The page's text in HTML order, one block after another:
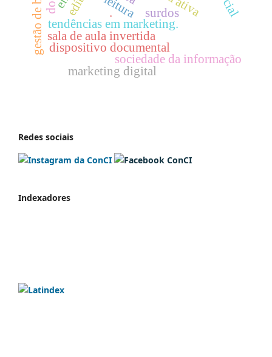
sala de aula invertida
tendências em marketing.
surdos
dispositivo documental
sociedade da informação
leitura
.
marketing digital
Redes sociais
Indexadores